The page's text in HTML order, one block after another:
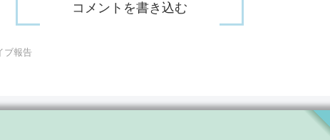
コメントを書き込む
ブ報告